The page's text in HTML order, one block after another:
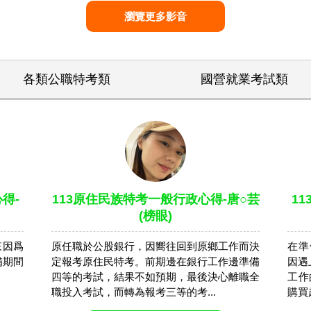
瀏覽更多影音
各類公職特考類 國營就業考試類
得-
爲
間
113原住民族特考一般行政心得-唐○芸
(榜眼)
原任職於公股銀行，因嚮往回到原鄉工作而決
定報考原住民特考。前期邊在銀行工作邊準備
四等的考試，結果不如預期，最後決心離職全
職投入考試，而轉為報考三等的考...
在
因
工
購買